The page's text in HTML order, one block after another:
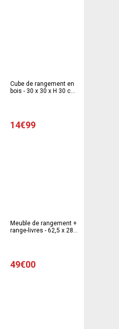
Cube de rangement en
bois - 30 x 30 x H 30 cm
14€99
Meuble de rangement +
range-livres - 62,5 x 28 x
49€00